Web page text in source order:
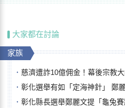
大家都在討論
家族
慈濟遭詐10億佣金！幕後宗教大師媳婦獲
彰化選舉有如「定海神針」 鄭麗文
彰化縣長選舉鄭麗文提「龜兔賽跑」 綠